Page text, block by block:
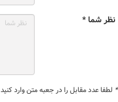
نظر شما *
* لطفا عدد مقابل را در جعبه متن وارد کنید